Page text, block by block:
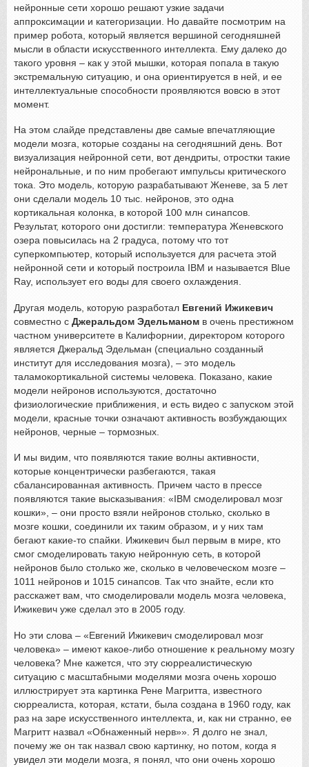
нейронные сети хорошо решают узкие задачи
аппроксимации и категоризации. Но давайте посмотрим на
пример робота, который является вершиной сегодняшней
мысли в области искусственного интеллекта. Ему далеко до
такого уровня – как у этой мышки, которая попала в такую
экстремальную ситуацию, и она ориентируется в ней, и ее
интеллектуальные способности проявляются вовсю в этот
момент.
На этом слайде представлены две самые впечатляющие
модели мозга, которые созданы на сегодняшний день. Вот
визуализация нейронной сети, вот дендриты, отростки такие
нейрональные, и по ним пробегают импульсы критического
тока. Это модель, которую разрабатывают Женеве, за 5 лет
они сделали модель 10 тыс. нейронов, это одна
кортикальная колонка, в которой 100 млн синапсов.
Результат, которого они достигли: температура Женевского
озера повысилась на 2 градуса, потому что тот
суперкомпьютер, который используется для расчета этой
нейронной сети и который построила IBM и называется Blue
Ray, использует его воды для своего охлаждения.
Другая модель, которую разработал Евгений Ижикевич
совместно с Джеральдом Эдельманомв очень престижном
частном университете в Калифорнии, директором которого
является Джеральд Эдельман (специально созданный
институт для исследования мозга), – это модель
таламокортикальной системы человека. Показано, какие
модели нейронов используются, достаточно
физиологические приближения, и есть видео с запуском этой
модели, красные точки означают активность возбуждающих
нейронов, черные – тормозных.
И мы видим, что появляются такие волны активности,
которые концентрически разбегаются, такая
сбалансированная активность. Причем часто в прессе
появляются такие высказывания: «IBM смоделировал мозг
кошки», – они просто взяли нейронов столько, сколько в
мозге кошки, соединили их таким образом, и у них там
бегают какие-то спайки. Ижикевич был первым в мире, кто
смог смоделировать такую нейронную сеть, в которой
нейронов было столько же, сколько в человеческом мозге –
1011 нейронов и 1015 синапсов. Так что знайте, если кто
расскажет вам, что смоделировали модель мозга человека,
Ижикевич уже сделал это в 2005 году.
Но эти слова – «Евгений Ижикевич смоделировал мозг
человека» – имеют какое-либо отношение к реальному мозгу
человека? Мне кажется, что эту сюрреалистическую
ситуацию с масштабными моделями мозга очень хорошо
иллюстрирует эта картинка Рене Магритта, известного
сюрреалиста, которая, кстати, была создана в 1960 году, как
раз на заре искусственного интеллекта, и, как ни странно, ее
Магритт назвал «Обнаженный нерв»». Я долго не знал,
почему же он так назвал свою картинку, но потом, когда я
увидел эти модели мозга, я понял, что они очень хорошо